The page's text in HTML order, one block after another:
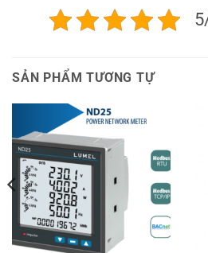
SẢN PHẨM TƯƠNG TỰ